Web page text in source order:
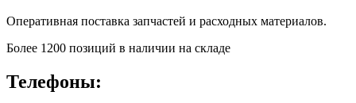
Оперативная поставка запчастей и расходных материалов.
Более 1200 позиций в наличии на складе
Телефоны: